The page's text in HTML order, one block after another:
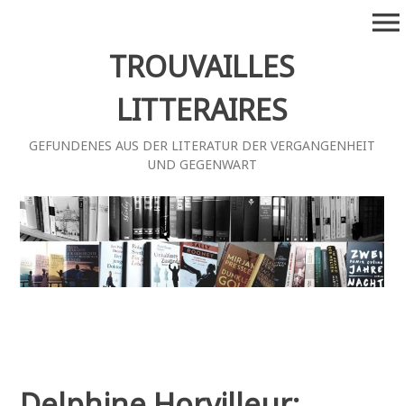
TROUVAILLES
LITTERAIRES
GEFUNDENES AUS DER LITERATUR DER VERGANGENHEIT
UND GEGENWART
menu